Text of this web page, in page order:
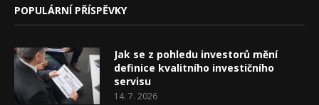
POPULÁRNÍ PŘÍSPĚVKY
Jak se z pohledu investorů mění
definice kvalitního investičního
servisu
14. 7. 2026